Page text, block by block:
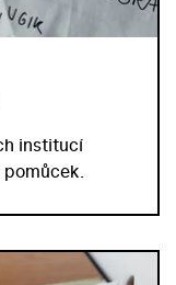
institucí